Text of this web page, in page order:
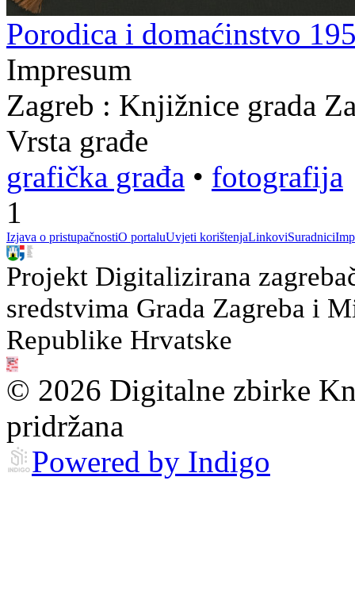
Porodica i domaćinstvo
Impresum
Zagreb : Knjižnice grada
Vrsta građe
grafička građa • fotografija
1
Izjava o pristupačnostiO portaluUvjeti korištenjaLinkoviSuradnici
Projekt Digitalizirana
sredstvima Grada Zagreba i
Republike Hrvatske
© 2026 Digitalne zbirke
pridržana
Powered by Indigo